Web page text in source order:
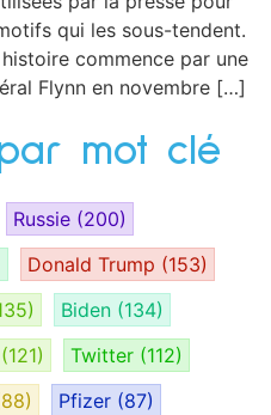
qui les sous-tendent.
commence par une
Flynn en novembre […]
mot clé
Russie (200)
Donald Trump (153)
Biden (134)
(121) Twitter (112)
Pfizer (87)